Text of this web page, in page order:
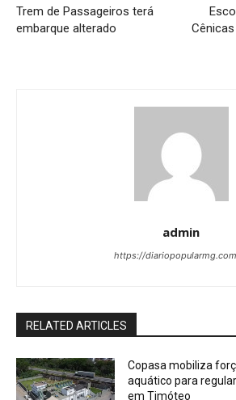
Trem de Passageiros terá
embarque alterado
admin
https://
RELATED ARTICLES
Copasa mobiliza
aquático para
em Timóteo